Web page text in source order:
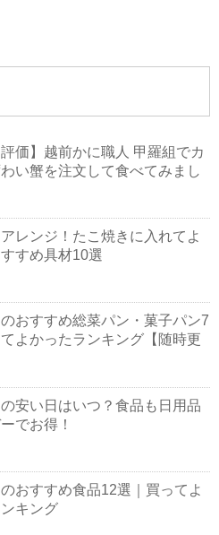
評価】越前かに職人 甲羅組でカ
い蟹を注文して食べてみまし
レンジ！たこ焼きに入れてよ
すめ具材10選
おすすめ総菜パン・菓子パン7
よかったランキング【随時更
安い日はいつ？食品も日用品
でお得！
おすすめ食品12選｜買ってよ
キング